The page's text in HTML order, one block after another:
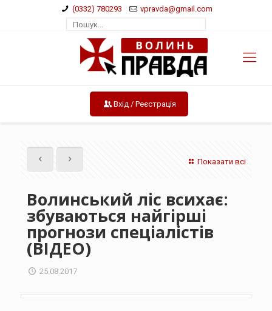
(0332) 780293 vpravda@gmail.com
Вхід / Реєстрація
Показати всі
Волинський ліс всихає:
збуваються найгірші
прогнози спеціалістів
(ВІДЕО)
25.08.2017